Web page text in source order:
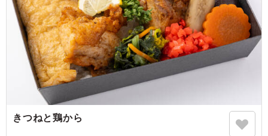
ご利用シーン：会議・セミナー›ランチミーティング
東京都港区六本木2026/02/25
きつねと鶏から